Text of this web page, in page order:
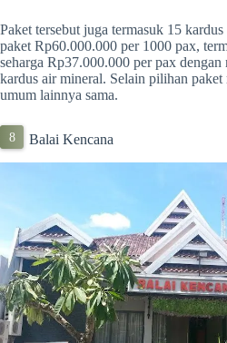
Paket tersebut juga termasuk 15
paket Rp60.000.000 per 1000 pax,
seharga Rp37.000.000 per pax
kardus air mineral. Selain pilihan paket
umum lainnya sama.
Balai Kencana